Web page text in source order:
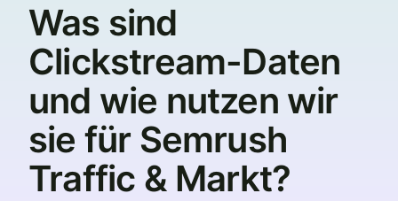
Was sind
Clickstream-Daten
und wie nutzen wir
sie für Semrush
Traffic & Markt?